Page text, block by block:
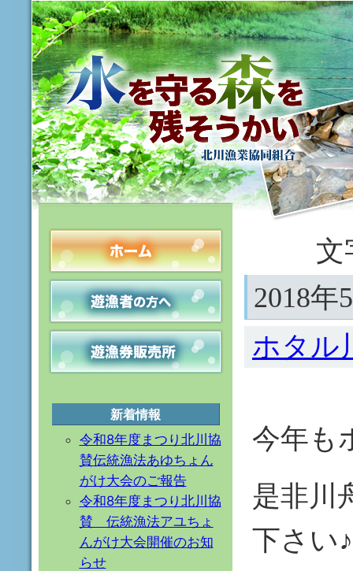
文
2018年
ホタル
今年も
是非川
下さい♪
新着情報
令和8年度まつり北川協
賛伝統漁法あゆちょん
がけ大会のご報告
令和8年度まつり北川協
賛 伝統漁法アユちょ
んがけ大会開催のお知
らせ